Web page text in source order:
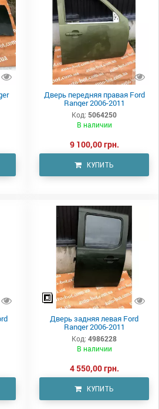
Дверь передняя правая Ford
Ranger 2006-2011
Код: 5064250
В наличии
9 100,00 грн.
КУПИТЬ
Дверь задняя левая Ford
Ranger 2006-2011
Код: 4986228
В наличии
4 550,00 грн.
КУПИТЬ